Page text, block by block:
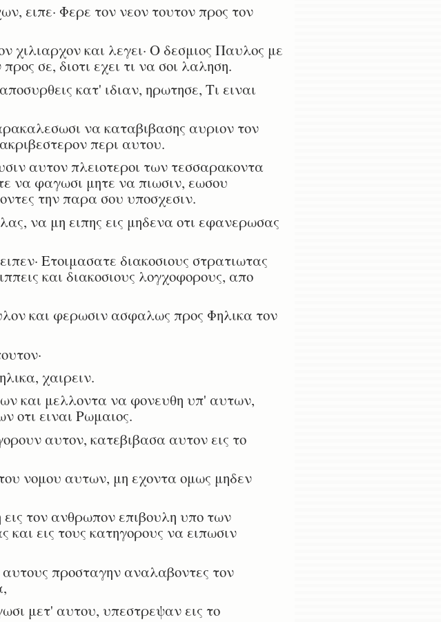
ειπε· Φερε τον νεον τουτον προς τον
και λεγει· Ο δεσμιος Παυλος με
σε, διοτι εχει τι να σοι λαληση.
κατ' ιδιαν, ηρωτησε, Τι ειναι
να καταβιβασης αυριον τον
περι αυτου.
αυτον πλειοτεροι των τεσσαρακοντα
να φαγωσι μητε να πιωσιν, εωσου
την παρα σου υποσχεσιν.
να μη ειπης εις μηδενα οτι εφανερωσας
Ετοιμασατε διακοσιους στρατιωτας
και διακοσιους λογχοφορους, απο
και φερωσιν ασφαλως προς Φηλικα τον
χαιρειν.
και μελλοντα να φονευθη υπ' αυτων,
οτι ειναι Ρωμαιος.
αυτον, κατεβιβασα αυτον εις το
νομου αυτων, μη εχοντα ομως μηδεν
εις τον ανθρωπον επιβουλη υπο των
εις τους κατηγορους να ειπωσιν
αυτους προσταγην αναλαβοντες τον
μετ' αυτου, υπεστρεψαν εις το